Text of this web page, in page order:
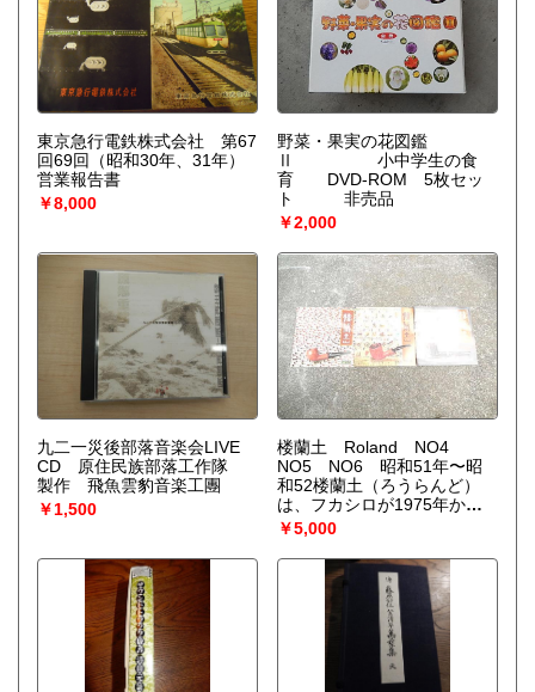
て、統一的な観点からの説明を試みる。
東京急行電鉄株式会社 第67
回69回（昭和30年、31年）
営業報告書
￥8,000
野菜・果実の花図鑑
Ⅱ 小中学生の食
育 DVD-ROM 5枚セッ
ト 非売品
￥2,000
九二一災後部落音楽会LIVE
CD 原住民族部落工作隊
製作 飛魚雲豹音楽工團
￥1,500
楼蘭土 Roland NO4
NO5 NO6 昭和51年〜昭
和52楼蘭土（ろうらんど）
は、フカシロが1975年から
1978年まで発行していたパ
イプ関連の情報誌で、第９号
まで刊行されました。
￥5,000